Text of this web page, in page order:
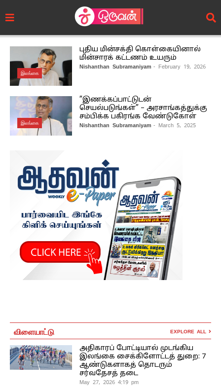
இலங்கை
புதிய மின்சக்தி கொள்கையினால்
மின்சாரக் கட்டணம் உயரும்
Nishanthan Subramaniyam - February 19, 2026
இலங்கை
”இணக்கப்பாட்டுடன்
செயல்படுங்கள்” – அரசாங்கத்துக்கு
சம்பிக்க பகிரங்க வேண்டுகோள்
Nishanthan Subramaniyam - March 5, 2025
விளையாட்டு EXPLORE ALL
அதிகாரப் போட்டியால் முடங்கிய
இலங்கை சைக்கிளோட்டத் துறை: 7
ஆண்டுகளாகத் தொடரும்
சர்வதேசத் தடை
May 27, 2026 4:19 pm